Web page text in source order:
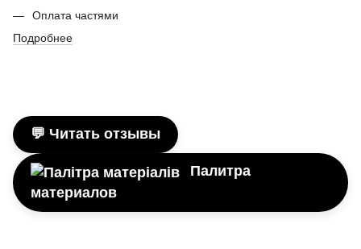
Оплата частями
Подробнее
💬 Читать отзывы
Палитра
материалов